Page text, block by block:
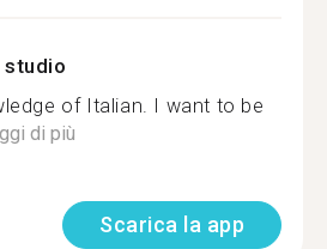
of Italian. I want to be
di più
Scarica la app